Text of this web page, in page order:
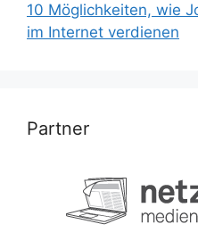
10 Möglichkeiten, wie
im Internet verdienen
Partner